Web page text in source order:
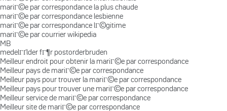
mariГ©e par correspondance la plus chaude
mariГ©e par correspondance lesbienne
mariГ©e par correspondance lГ©gitime
mariГ©e par courrier wikipedia
MB
medelГҐlder fГ¶r postorderbruden
Meilleur endroit pour obtenir la mariГ©e par correspondance
Meilleur pays de mariГ©e par correspondance
Meilleur pays pour trouver la mariГ©e par correspondance
Meilleur pays pour trouver une mariГ©e par correspondance
Meilleur service de mariГ©e par correspondance
Meilleur site de mariГ©e par correspondance